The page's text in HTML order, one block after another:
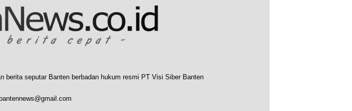
berita seputar Banten berbadan hukum resmi PT Visi Siber Banten